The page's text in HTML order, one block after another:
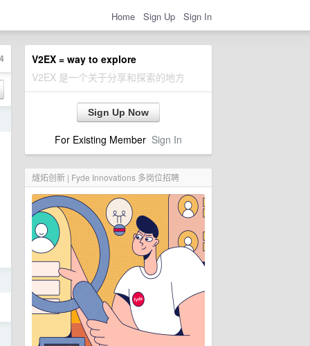
Home Sign Up Sign In
V2EX = way to explore
V2EX 是一个关于分享和探索的地方
Sign Up Now
For Existing Member Sign In
燧炻创新 | Fyde Innovations 多岗位招聘